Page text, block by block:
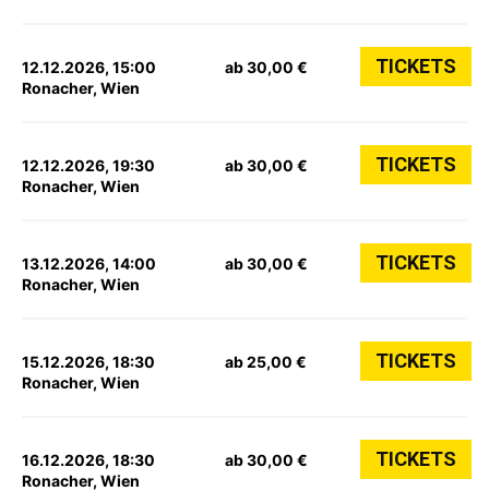
12.12.2026, 15:00
Ronacher, Wien
ab 30,00 € TICKETS
12.12.2026, 19:30
Ronacher, Wien
ab 30,00 € TICKETS
13.12.2026, 14:00
Ronacher, Wien
ab 30,00 € TICKETS
15.12.2026, 18:30
Ronacher, Wien
ab 25,00 € TICKETS
16.12.2026, 18:30
Ronacher, Wien
ab 30,00 € TICKETS